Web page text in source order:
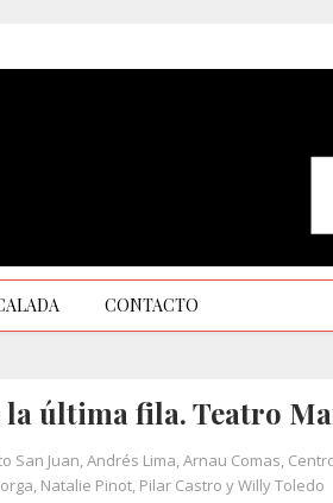
CONTACTO
la última fila. Teatro
San Juan,Andrés Lima,Arnau Comas,
, Natalie Pinot, Pilar Castro y Willy Toledo